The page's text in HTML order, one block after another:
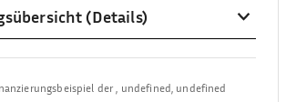
(Details)
der, undefined, undefined